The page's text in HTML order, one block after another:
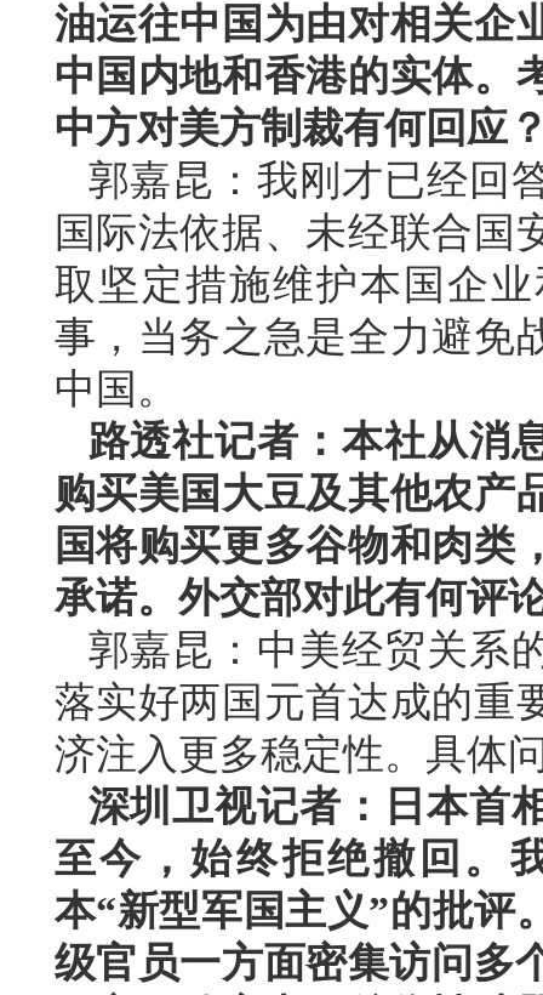
油运往中国为由对相关企
中国内地和香港的实体。
中方对美方制裁有何回应
郭嘉昆：我刚才已经回
国际法依据、未经联合国
取坚定措施维护本国企
事，当务之急是全力避免
中国。
路透社记者：本社从消
购买美国大豆及其他农产
国将购买更多谷物和肉类
承诺。外交部对此有何评
郭嘉昆：中美经贸关系
落实好两国元首达成的重
济注入更多稳定性。具体
深圳卫视记者：日本首
至今，始终拒绝撤回。
本“新型军国主义”的批评
级官员一方面密集访问多